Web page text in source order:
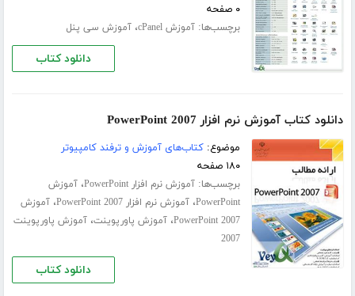
۰ صفحه
برچسب‌ها:آموزش cPanel ،آموزش سی پنل
دانلود کتاب
دانلود کتاب آموزش نرم افزار PowerPoint 2007
موضوع:کتاب‌های آموزش و ترفند کامپیوتر
۱۸۰ صفحه
برچسب‌ها:آموزش نرم افزار PowerPoint ،آموزش
PowerPoint،آموزش نرم افزار PowerPoint 2007 ،آموزش
PowerPoint 2007،آموزش پاورپوینت،آموزش پاورپوینت
2007
دانلود کتاب